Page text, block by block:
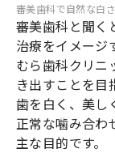
審美歯科で自然な白
審美歯科と聞く
治療をイメージ
むら歯科クリニ
き出すことを目
歯を白く、美し
正常な噛み合わ
主な目的です。